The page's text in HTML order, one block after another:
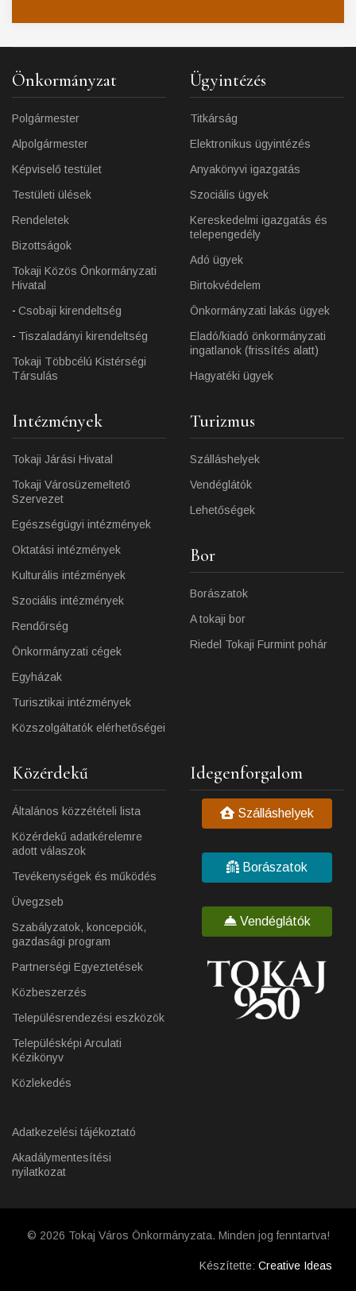
Önkormányzat
Polgármester
Alpolgármester
Képviselő testület
Testületi ülések
Rendeletek
Bizottságok
Tokaji Közös Önkormányzati
Hivatal
Csobaji kirendeltség
Tiszaladányi kirendeltség
Tokaji Többcélú Kistérségi
Társulás
Ügyintézés
Titkárság
Elektronikus ügyintézés
Anyakönyvi igazgatás
Szociális ügyek
Kereskedelmi igazgatás és
telepengedély
Adó ügyek
Birtokvédelem
Önkormányzati lakás ügyek
Eladó/kiadó önkormányzati
ingatlanok (frissítés alatt)
Hagyatéki ügyek
Intézmények
Tokaji Járási Hivatal
Tokaji Városüzemeltető
Szervezet
Egészségügyi intézmények
Oktatási intézmények
Kulturális intézmények
Szociális intézmények
Rendőrség
Önkormányzati cégek
Egyházak
Turisztikai intézmények
Közszolgáltatók elérhetőségei
Turizmus
Szálláshelyek
Vendéglátók
Lehetőségek
Bor
Borászatok
A tokaji bor
Riedel Tokaji Furmint pohár
Közérdekű
Általános közzétételi lista
Közérdekű adatkérelemre
adott válaszok
Tevékenységek és működés
Üvegzseb
Szabályzatok, koncepciók,
gazdasági program
Partnerségi Egyeztetések
Közbeszerzés
Településrendezési eszközök
Településképi Arculati
Kézikönyv
Közlekedés
Adatkezelési tájékoztató
Akadálymentesítési
nyilatkozat
Idegenforgalom
Szálláshelyek
Borászatok
Vendéglátók
© 2026 Tokaj Város Önkormányzata. Minden jog fenntartva!
Készítette: Creative Ideas